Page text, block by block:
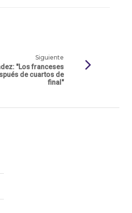
Siguiente
"Los franceses
de cuartos de
final"